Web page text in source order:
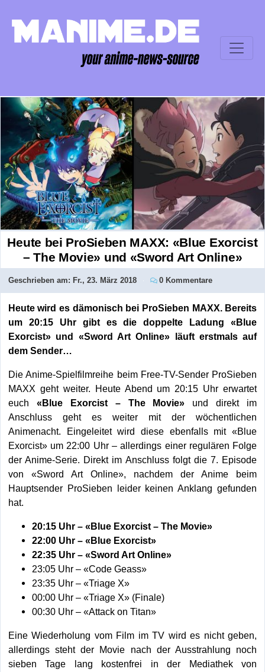
Heute bei ProSieben MAXX: «Blue Exorcist
– The Movie» und «Sword Art Online»
Geschrieben am: Fr., 23. März 2018 0 Kommentare
Heute wird es dämonisch bei ProSieben MAXX. Bereits
um 20:15 Uhr gibt es die doppelte Ladung «Blue
Exorcist» und «Sword Art Online» läuft erstmals auf
dem Sender…
Die Anime-Spielfilmreihe beim Free-TV-Sender ProSieben
MAXX geht weiter. Heute Abend um 20:15 Uhr erwartet
euch «Blue Exorcist – The Movie»
und direkt im
Anschluss geht es weiter mit der wöchentlichen
Animenacht. Eingeleitet wird diese ebenfalls mit «Blue
Exorcist» um 22:00 Uhr – allerdings einer regulären Folge
der Anime-Serie. Direkt im Anschluss folgt die 7. Episode
von «Sword Art Online», nachdem der Anime beim
Hauptsender ProSieben leider keinen Anklang gefunden
hat.
20:15 Uhr – «Blue Exorcist – The Movie»
22:00 Uhr – «Blue Exorcist»
22:35 Uhr – «Sword Art Online»
23:05 Uhr – «Code Geass»
23:35 Uhr – «Triage X»
00:00 Uhr – «Triage X» (Finale)
00:30 Uhr – «Attack on Titan»
Eine Wiederholung vom Film im TV wird es nicht geben,
allerdings steht der Movie nach der Ausstrahlung noch
sieben Tage lang kostenfrei in der Mediathek von